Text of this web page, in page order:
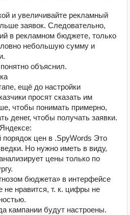
и увеличивайте рекламный
заявок. Следовательно,
в рекламном бюджете, только
небольшую сумму и
объяснил.
ещё до настройки
просят сказать им
чтобы понимать примерно,
денег, чтобы получать заявки.
цен в .SpyWords Это
Но нужно иметь в виду,
цены только по
бюджета» в интерфейсе
не нравится, т. к. цифры не
кампании будут настроены.